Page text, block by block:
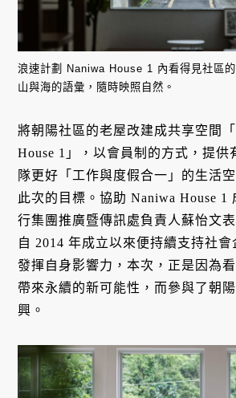
浪速計劃 Naniwa House 1 內看得見社區
山與海的語彙，隨時映照自然。
將朝陽社區的老屋改建成共享空間
House 1」，以會員制的方式，提供
隊更好「工作與度假合一」的生活
此次的目標。協助 Naniwa House 1
行集團推廣暨傳訊處負責人蘇怡文
自 2014 年成立以來便持續支持社會
發揮自身影響力，本次，正是因為
帶來永續的新可能性，而參與了朝
興。